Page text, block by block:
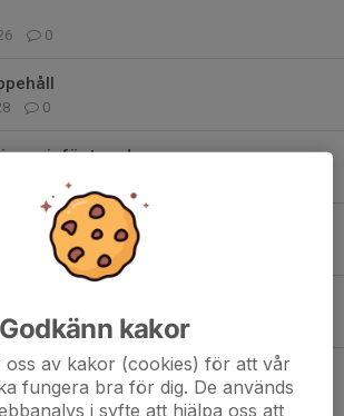
0
0
inför torsdag
1
0
Godkänn kakor
oss av kakor (cookies) för att vår
fungera bra för dig. De används
i syfte att hjälpa oss att